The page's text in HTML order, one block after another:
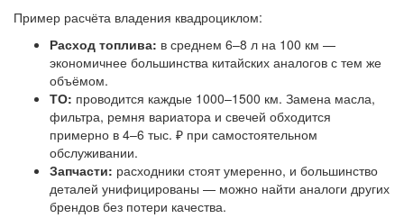
Пример расчёта владения квадроциклом:
Расход топлива: в среднем 6–8 л на 100 км —
экономичнее большинства китайских аналогов с тем же
объёмом.
ТО: проводится каждые 1000–1500 км. Замена масла,
фильтра, ремня вариатора и свечей обходится
примерно в 4–6 тыс. ₽ при самостоятельном
обслуживании.
Запчасти: расходники стоят умеренно, и большинство
деталей унифицированы — можно найти аналоги других
брендов без потери качества.